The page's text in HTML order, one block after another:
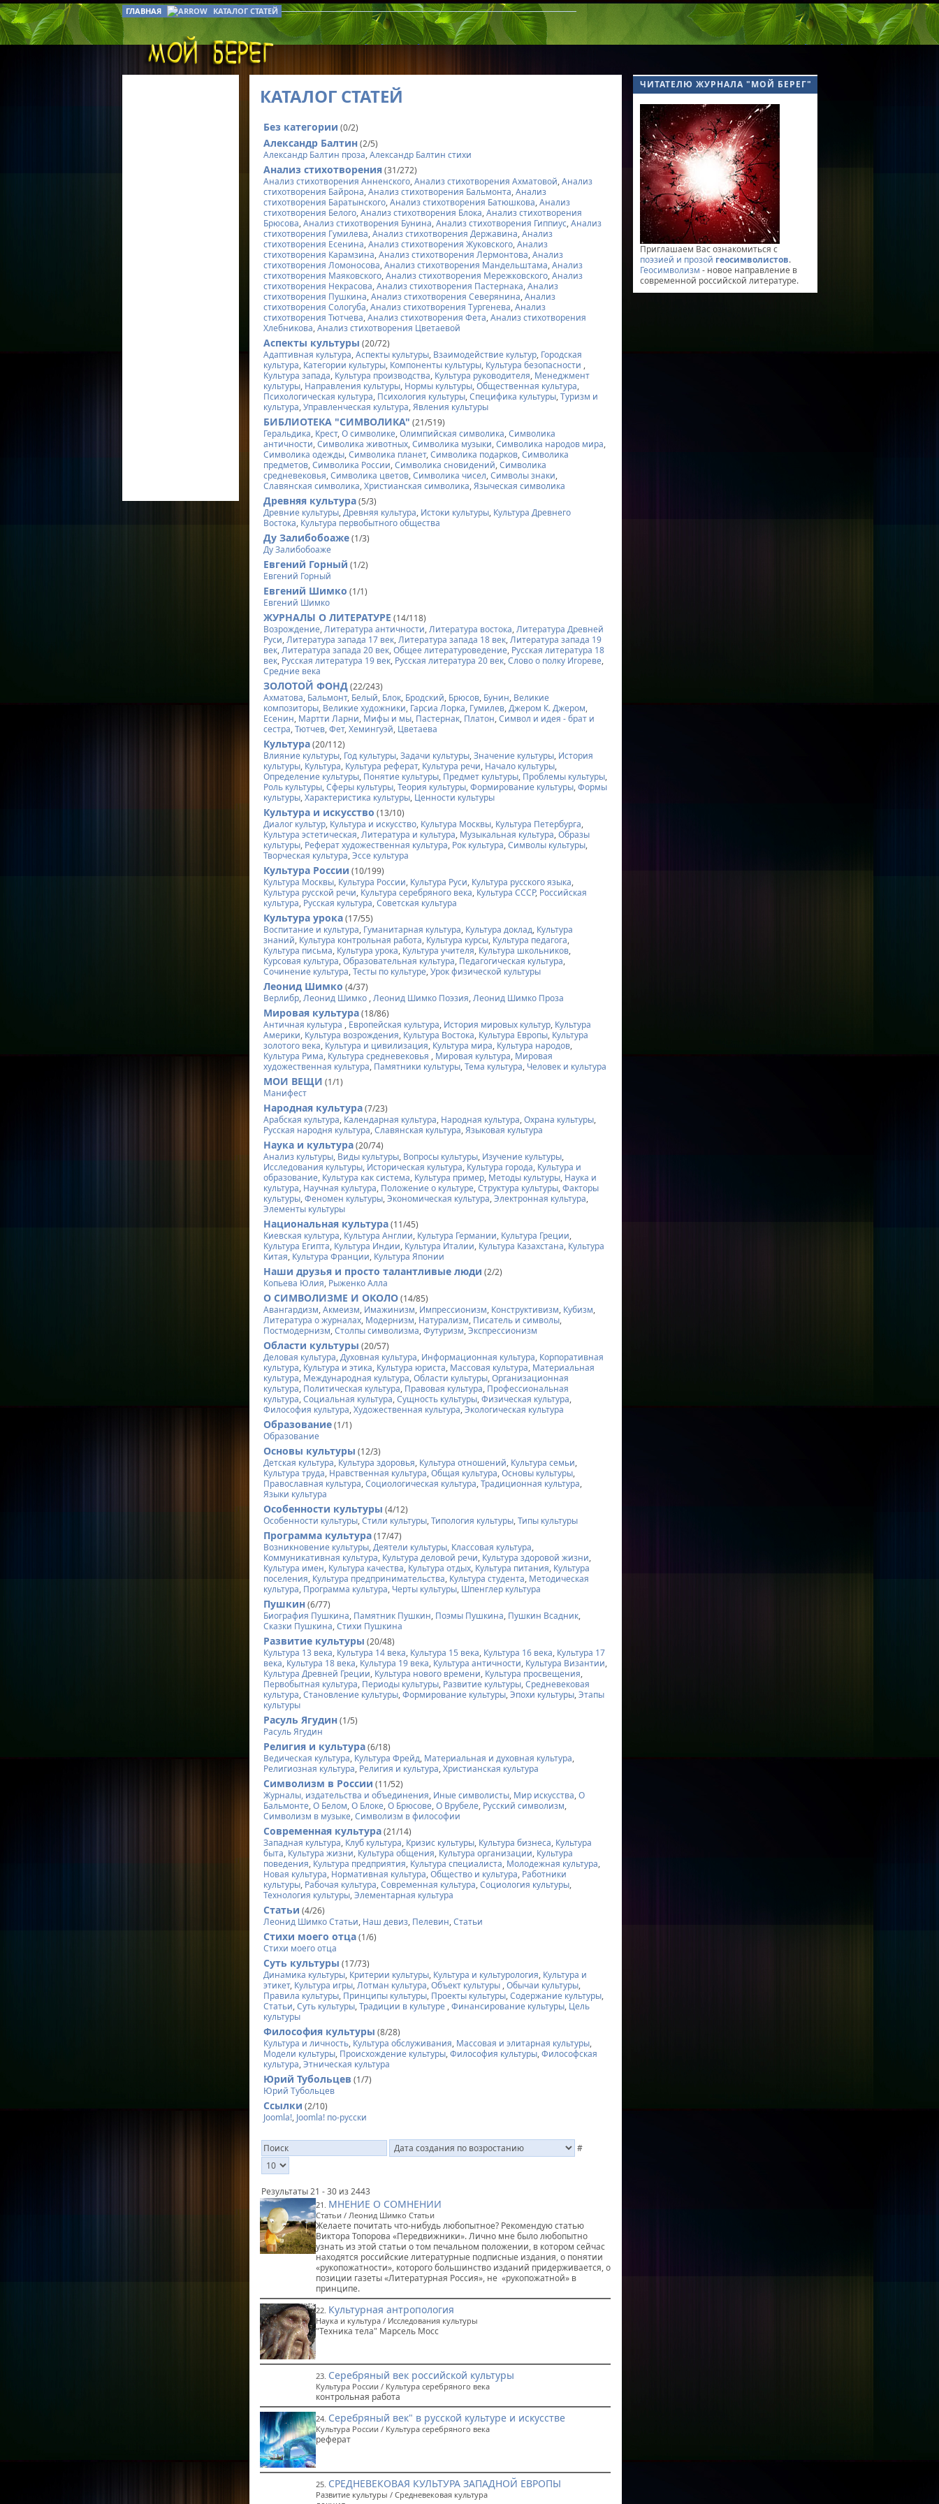
ГЛАВНАЯ КАТАЛОГ СТАТЕЙ
КАТАЛОГ СТАТЕЙ
Без категории (0/2)
Александр Балтин(2/5)
Александр Балтин проза,Александр Балтин стихи
Анализ стихотворения(31/272)
Анализ стихотворения Анненского,Анализ стихотворения Ахматовой,Анализ
стихотворения Байрона,Анализ стихотворения Бальмонта,Анализ
стихотворения Баратынского,Анализ стихотворения Батюшкова,Анализ
стихотворения Белого,Анализ стихотворения Блока,Анализ стихотворения
Брюсова,Анализ стихотворения Бунина,Анализ стихотворения Гиппиус,Анализ
стихотворения Гумилева,Анализ стихотворения Державина,Анализ
стихотворения Есенина,Анализ стихотворения Жуковского,Анализ
стихотворения Карамзина,Анализ стихотворения Лермонтова,Анализ
стихотворения Ломоносова,Анализ стихотворения Мандельштама,Анализ
стихотворения Маяковского,Анализ стихотворения Мережковского,Анализ
стихотворения Некрасова,Анализ стихотворения Пастернака,Анализ
стихотворения Пушкина,Анализ стихотворения Северянина,Анализ
стихотворения Сологуба,Анализ стихотворения Тургенева,Анализ
стихотворения Тютчева,Анализ стихотворения Фета,Анализ стихотворения
Хлебникова,Анализ стихотворения Цветаевой
Аспекты культуры (20/72)
Адаптивная культура,Аспекты культуры, Взаимодействие культур, Городская
культура, Категории культуры, Компоненты культуры, Культура безопасности ,
Культура запада, Культура производства, Культура руководителя, Менеджмент
культуры, Направления культуры, Нормы культуры,Общественная культура,
Психологическая культура, Психология культуры,Специфика культуры,Туризм и
культура,Управленческая культура,Явления культуры
БИБЛИОТЕКА "СИМВОЛИКА" (21/519)
Геральдика, Крест,О символике,Олимпийская символика,Символика
античности,Символика животных,Символика музыки,Символика народов мира,
Символика одежды,Символика планет,Символика подарков,Символика
предметов,Символика России,Символика сновидений,Символика
средневековья,Символика цветов,Символика чисел,Символы знаки,
Славянская символика,Христианская символика,Языческая символика
Древняя культура(5/3)
Древние культуры,Древняя культура, Истоки культуры, Культура Древнего
Востока, Культура первобытного общества
Ду Залибобоаже(1/3)
Ду Залибобоаже
Евгений Горный (1/2)
Евгений Горный
Евгений Шимко (1/1)
Евгений Шимко
ЖУРНАЛЫ О ЛИТЕРАТУРЕ (14/118)
Возрождение,Литература античности,Литература востока,Литература Древней
Руси,Литература запада 17 век,Литература запада 18 век,Литература запада 19
век,Литература запада 20 век,Общее литературоведение, Русская литература 18
век, Русская литература 19 век, Русская литература 20 век,Слово о полку Игореве,
Средние века
ЗОЛОТОЙ ФОНД(22/243)
Ахматова, Бальмонт, Белый, Блок, Бродский, Брюсов, Бунин, Великие
композиторы, Великие художники, Гарсиа Лорка, Гумилев,Джером К. Джером,
Есенин, Мартти Ларни, Мифы и мы, Пастернак, Платон,Символ и идея - брат и
сестра,Тютчев,Фет,Хемингуэй, Цветаева
Культура(20/112)
Влияние культуры, Год культуры,Задачи культуры,Значение культуры, История
культуры, Культура, Культура реферат, Культура речи, Начало культуры,
Определение культуры, Понятие культуры, Предмет культуры, Проблемы культуры,
Роль культуры,Сферы культуры,Теория культуры,Формирование культуры,Формы
культуры,Характеристика культуры, Ценности культуры
Культура и искусство (13/10)
Диалог культур, Культура и искусство, Культура Москвы, Культура Петербурга,
Культура эстетическая,Литература и культура, Музыкальная культура,Образы
культуры, Реферат художественная культура, Рок культура,Символы культуры,
Творческая культура,Эссе культура
Культура России (10/199)
Культура Москвы, Культура России, Культура Руси, Культура русского языка,
Культура русской речи, Культура серебряного века, Культура СССР, Российская
культура, Русская культура,Советская культура
Культура урока(17/55)
Воспитание и культура, Гуманитарная культура, Культура доклад, Культура
знаний, Культура контрольная работа, Культура курсы, Культура педагога,
Культура письма, Культура урока, Культура учителя, Культура школьников,
Курсовая культура,Образовательная культура, Педагогическая культура,
Сочинение культура,Тесты по культуре,Урок физической культуры
Леонид Шимко (4/37)
Верлибр,Леонид Шимко ,Леонид Шимко Поэзия,Леонид Шимко Проза
Мировая культура(18/86)
Античная культура , Европейская культура, История мировых культур, Культура
Америки, Культура возрождения, Культура Востока, Культура Европы, Культура
золотого века, Культура и цивилизация, Культура мира, Культура народов,
Культура Рима, Культура средневековья , Мировая культура, Мировая
художественная культура, Памятники культуры,Тема культура, Человек и культура
МОИ ВЕЩИ (1/1)
Манифест
Народная культура(7/23)
Арабская культура, Календарная культура, Народная культура,Охрана культуры,
Русская народня культура,Славянская культура,Языковая культура
Наука и культура(20/74)
Анализ культуры, Виды культуры, Вопросы культуры, Изучение культуры,
Исследования культуры, Историческая культура, Культура города, Культура и
образование, Культура как система, Культура пример, Методы культуры, Наука и
культура, Научная культура, Положение о культуре,Структура культуры,Факторы
культуры,Феномен культуры,Экономическая культура,Электронная культура,
Элементы культуры
Национальная культура(11/45)
Киевская культура, Культура Англии, Культура Германии, Культура Греции,
Культура Египта, Культура Индии, Культура Италии, Культура Казахстана, Культура
Китая, Культура Франции, Культура Японии
Наши друзья и просто талантливые люди (2/2)
Копьева Юлия, Рыженко Алла
О СИМВОЛИЗМЕ И ОКОЛО(14/85)
Авангардизм,Акмеизм, Имажинизм, Импрессионизм, Конструктивизм, Кубизм,
Литература о журналах, Модернизм, Натурализм, Писатель и символы,
Постмодернизм,Столпы символизма,Футуризм,Экспрессионизм
Области культуры (20/57)
Деловая культура,Духовная культура, Информационная культура, Корпоративная
культура, Культура и этика, Культура юриста, Массовая культура, Материальная
культура, Международная культура,Области культуры,Организационная
культура, Политическая культура, Правовая культура, Профессиональная
культура,Социальная культура,Сущность культуры,Физическая культура,
Философия культура,Художественная культура,Экологическая культура
Образование(1/1)
Образование
Основы культуры (12/3)
Детская культура, Культура здоровья, Культура отношений, Культура семьи,
Культура труда, Нравственная культура,Общая культура,Основы культуры,
Православная культура,Социологическая культура,Традиционная культура,
Языки культура
Особенности культуры (4/12)
Особенности культуры,Стили культуры,Типология культуры,Типы культуры
Программа культура(17/47)
Возникновение культуры,Деятели культуры, Классовая культура,
Коммуникативная культура, Культура деловой речи, Культура здоровой жизни,
Культура имен, Культура качества, Культура отдых, Культура питания, Культура
поселения, Культура предпринимательства, Культура студента, Методическая
культура, Программа культура, Черты культуры, Шпенглер культура
Пушкин(6/77)
Биография Пушкина, Памятник Пушкин, Поэмы Пушкина, Пушкин Всадник,
Сказки Пушкина,Стихи Пушкина
Развитие культуры (20/48)
Культура 13 века, Культура 14 века, Культура 15 века, Культура 16 века, Культура 17
века, Культура 18 века, Культура 19 века, Культура античности, Культура Византии,
Культура Древней Греции, Культура нового времени, Культура просвещения,
Первобытная культура, Периоды культуры, Развитие культуры,Средневековая
культура,Становление культуры,Формирование культуры,Эпохи культуры,Этапы
культуры
Расуль Ягудин(1/5)
Расуль Ягудин
Религия и культура(6/18)
Ведическая культура, Культура Фрейд, Материальная и духовная культура,
Религиозная культура, Религия и культура,Христианская культура
Символизм в России (11/52)
Журналы, издательства и объединения, Иные символисты, Мир искусства,О
Бальмонте,О Белом,О Блоке,О Брюсове,О Врубеле, Русский символизм,
Символизм в музыке,Символизм в философии
Современная культура(21/14)
Западная культура, Клуб культура, Кризис культуры, Культура бизнеса, Культура
быта, Культура жизни, Культура общения, Культура организации, Культура
поведения, Культура предприятия, Культура специалиста, Молодежная культура,
Новая культура, Нормативная культура,Общество и культура, Работники
культуры, Рабочая культура,Современная культура,Социология культуры,
Технология культуры,Элементарная культура
Статьи (4/26)
Леонид Шимко Статьи, Наш девиз, Пелевин,Статьи
Стихи моего отца(1/6)
Стихи моего отца
Суть культуры (17/73)
Динамика культуры, Критерии культуры, Культура и культурология, Культура и
этикет, Культура игры,Лотман культура,Объект культуры ,Обычаи культуры,
Правила культуры, Принципы культуры, Проекты культуры,Содержание культуры,
Статьи,Суть культуры,Традиции в культуре ,Финансирование культуры, Цель
культуры
Философия культуры (8/28)
Культура и личность, Культура обслуживания, Массовая и элитарная культуры,
Модели культуры, Происхождение культуры,Философия культуры,Философская
культура,Этническая культура
Юрий Тубольцев (1/7)
Юрий Тубольцев
Ссылки (2/10)
Joomla!, Joomla! по-русски
#
Результаты 21 - 30 из 2443
21. МНЕНИЕ О СОМНЕНИИ
Статьи / Леонид Шимко Статьи
Желаете почитать что-нибудь любопытное? Рекомендую статью
Виктора Топорова «Передвижники». Лично мне было любопытно
узнать из этой статьи о том печальном положении, в котором сейчас
находятся российские литературные подписные издания, о понятии
«рукопожатности», которого большинство изданий придерживается, о
позиции газеты «Литературная Россия», не «рукопожатной» в
принципе.
22. Культурная антропология
Наука и культура / Исследования культуры
"Техника тела" Марсель Мосс
23. Серебряный век российской культуры
Культура России / Культура серебряного века
контрольная работа
24. Серебряный век" в русской культуре и искусстве
Культура России / Культура серебряного века
реферат
25. СРЕДНЕВЕКОВАЯ КУЛЬТУРА ЗАПАДНОЙ ЕВРОПЫ
Развитие культуры / Средневековая культура
ЧИТАТЕЛЮ ЖУРНАЛА "МОЙ БЕРЕГ"
Приглашаем Вас ознакомиться с
поэзией и прозой геосимволистов.
Геосимволизм - новое направление в
современной российской литературе.